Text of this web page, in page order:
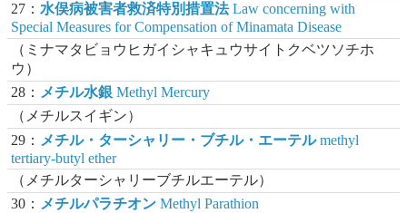
27： 水俣病被害者救済特別措置法Law concerning with
Special Measures for Compensation of Minamata Disease
（ミナマタビョウヒガイシャキュウサイトクベツソチホ
ウ）
28： メチル水銀 Methyl Mercury
（メチルスイギン）
29： メチル・ターシャリー・ブチル・エーテルmethyl
tertiary-butyl ether
（メチルターシャリーブチルエーテル）
30： メチルパラチオン Methyl Parathion